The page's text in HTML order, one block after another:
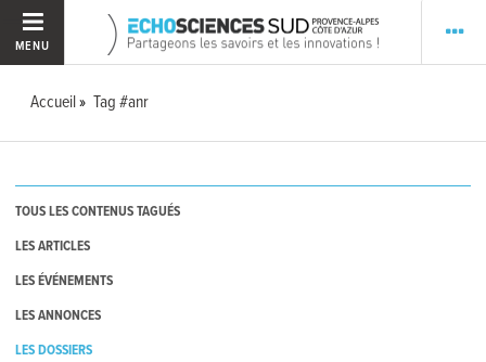
MENU
Accueil Tag #anr
TOUS LES CONTENUS TAGUÉS
LES ARTICLES
LES ÉVÉNEMENTS
LES ANNONCES
LES DOSSIERS